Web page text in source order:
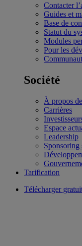
Contacter
Guides et
Base de
Statut du
Modules
Pour les
Société
À propos
Carrières
Espace
Leadership
Sponsoring
Tarification
Télécharger